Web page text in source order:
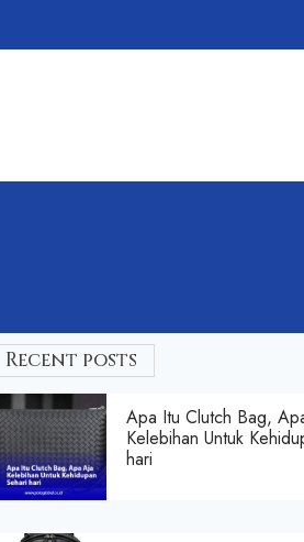
Recent posts
Apa Itu Clutch Bag,
Kelebihan Untuk
hari